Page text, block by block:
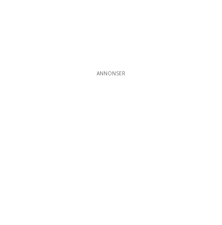
ANNONSER